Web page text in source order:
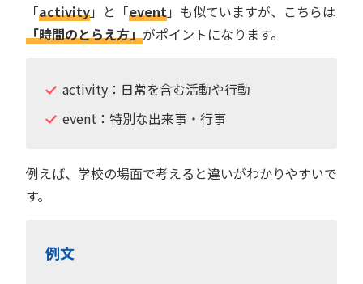
「activity」と「event」も似ていますが、こちらは
「時間のとらえ方」がポイントになります。
activity：日常を含む活動や行動
event：特別な出来事・行事
例えば、学校の場面で考えると違いがわかりやすいで
す。
例文